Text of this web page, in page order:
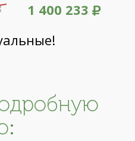
1 400 233